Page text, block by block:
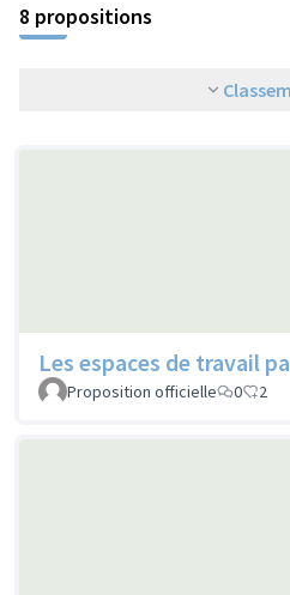
8 propositions
Les espaces de travail
Proposition officielle 0 2